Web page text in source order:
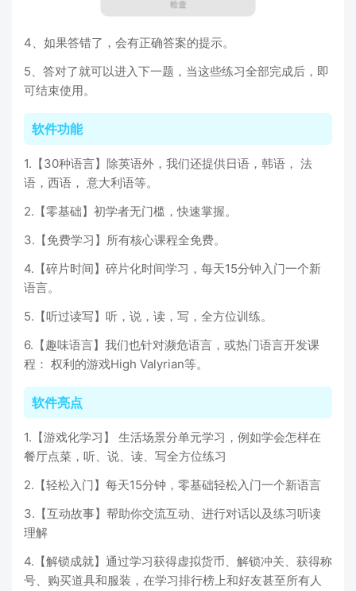
4、如果答错了，会有正确答案的提示。
5、答对了就可以进入下一题，当这些练习全部完成后，即
可结束使用。
软件功能
1.【30种语言】除英语外，我们还提供日语，韩语， 法
语，西语， 意大利语等。
2.【零基础】初学者无门槛，快速掌握。
3.【免费学习】所有核心课程全免费。
4.【碎片时间】碎片化时间学习，每天15分钟入门一个新
语言。
5.【听过读写】听，说，读，写，全方位训练。
6.【趣味语言】我们也针对濒危语言，或热门语言开发课
程： 权利的游戏High Valyrian等。
软件亮点
1.【游戏化学习】 生活场景分单元学习，例如学会怎样在
餐厅点菜，听、说、读、写全方位练习
2.【轻松入门】每天15分钟，零基础轻松入门一个新语言
3.【互动故事】帮助你交流互动、进行对话以及练习听读
理解
4.【解锁成就】通过学习获得虚拟货币、解锁冲关、获得称
号、购买道具和服装，在学习排行榜上和好友甚至所有人